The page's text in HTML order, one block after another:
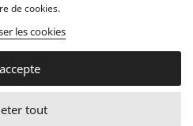
Tous les droits sont
de cookies.
les cookies
tout